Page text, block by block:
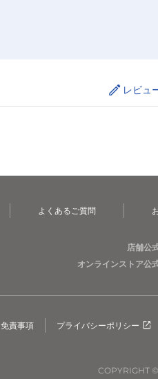
レビュ
よくあるご質問
店舗公
オンラインストア公
免責事項 プライバシーポリシー
COPYRIGHT